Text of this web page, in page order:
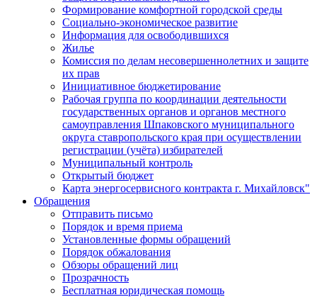
Формирование комфортной городской среды
Социально-экономическое развитие
Информация для освободившихся
Жилье
Комиссия по делам несовершеннолетних и защите
их прав
Инициативное бюджетирование
Рабочая группа по координации деятельности
государственных органов и органов местного
самоуправления Шпаковского муниципального
округа ставропольского края при осуществлении
регистрации (учёта) избирателей
Муниципальный контроль
Открытый бюджет
Карта энергосервисного контракта г. Михайловск"
Обращения
Отправить письмо
Порядок и время приема
Установленные формы обращений
Порядок обжалования
Обзоры обращений лиц
Прозрачность
Бесплатная юридическая помощь